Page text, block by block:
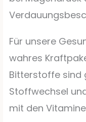
Für unsere
wahres
Bitterstoffe sind
Stoffwechsel
mit den